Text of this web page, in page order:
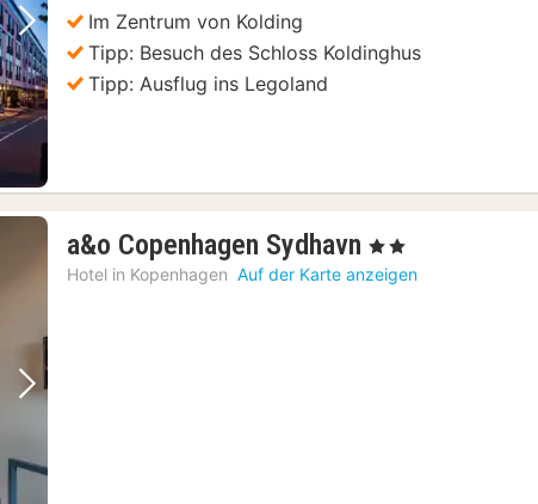
Nächstes Bild
Im Zentrum von Kolding
Tipp: Besuch des Schloss Koldinghus
Tipp: Ausflug ins Legoland
Nächstes Bild
a&o Copenhagen Sydhavn 1
Nacht
, 2 Sterne
Hotel in Kopenhagen Auf der Karte anzeigen